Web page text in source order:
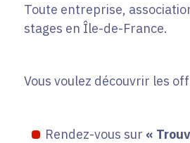
Toute entreprise,
stages en Île-de-France.
Vous voulez découvrir les
Rendez-vous sur «